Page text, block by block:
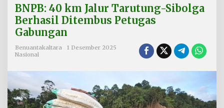
B
4
m
r
T
BNPB: 40 km Jalur Tarutung-Sibolga
Berhasil Ditembus Petugas
Gabungan
Benuantakaltara
1 Desember 2025
Nasional